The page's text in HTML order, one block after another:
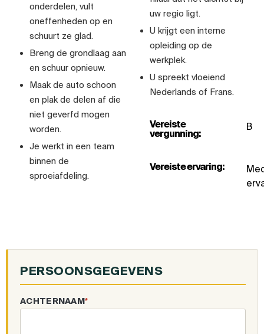
onderdelen, vult
oneffenheden op en
schuurt ze glad.
Breng de grondlaag aan
en schuur opnieuw.
Maak de auto schoon
en plak de delen af die
niet geverfd mogen
worden.
Je werkt in een team
binnen de
sproeiafdeling.
uw regio ligt.
U krijgt een interne
opleiding op de
werkplek.
U spreekt vloeiend
Nederlands of Frans.
Vereiste
vergunning:
B
Vereiste ervaring:
PERSOONSGEGEVENS
ACHTERNAAM*